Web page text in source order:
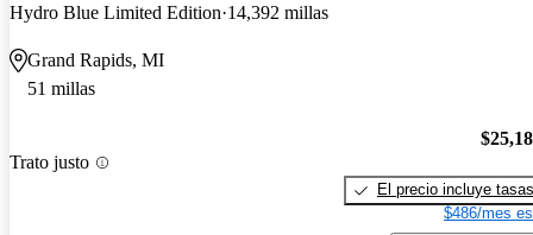
Hydro Blue Limited Edition 14,392 millas
Grand Rapids, MI
51 millas
Trato justo
El precio incluye tasas
$486/mes